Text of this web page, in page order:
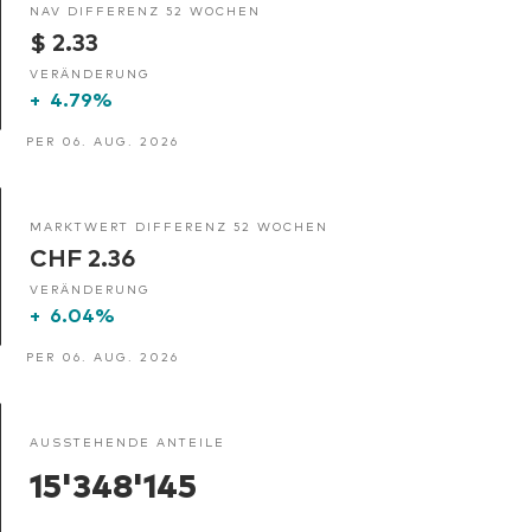
NAV DIFFERENZ 52 WOCHEN
$ 2.33
VERÄNDERUNG
+ 4.79%
PER 06. AUG. 2026
MARKTWERT DIFFERENZ 52 WOCHEN
CHF 2.36
VERÄNDERUNG
+ 6.04%
PER 06. AUG. 2026
AUSSTEHENDE ANTEILE
15'348'145